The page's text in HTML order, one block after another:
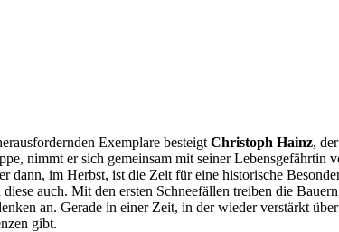
Exemplare besteigt Christoph Hainz,
nimmt er sich gemeinsam mit seiner Lebensgefährtin
im Herbst, ist die Zeit für eine historische
auch. Mit den ersten Schneefällen treiben die
an. Gerade in einer Zeit, in der wieder verstärkt
gibt.